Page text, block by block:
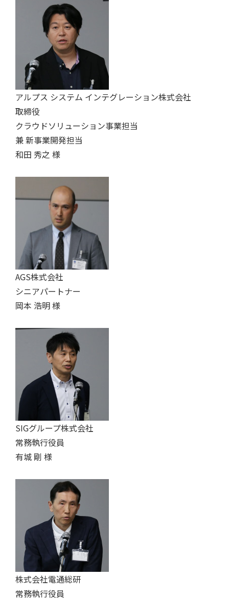
アルプス システム インテグレーション株式会社
取締役
クラウドソリューション事業担当
兼 新事業開発担当
和田 秀之 様
AGS株式会社
シニアパートナー
岡本 浩明 様
SIGグループ株式会社
常務執行役員
有城 剛 様
株式会社電通総研
常務執行役員